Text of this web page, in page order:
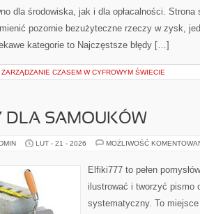
dla środowiska, jak i dla opłacalności.
pozornie bezużyteczne rzeczy w zysk,
kategorie to Najczęstsze błędy […]
ZARZĄDZANIE CZASEM W CYFROWYM ŚWIECIE
DLA SAMOUKÓW
LUT - 21 - 2026 MOŻLIWOŚĆ
Elfiki777 to pełen
ilustrować i tworzyć pismo
systematyczny. To